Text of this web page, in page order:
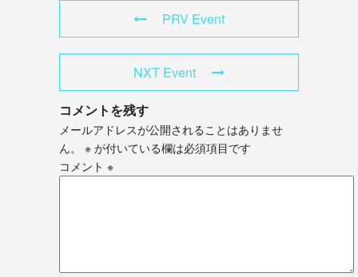
PRV Event
NXT Event
コメントを残す
メールアドレスが公開されることはありませ
ん。
※ が付いている欄は必須項目です
コメント ※